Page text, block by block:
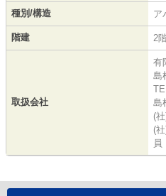
種別/構造 ア
階建 2
取扱会社
有
島
島
(
(
員